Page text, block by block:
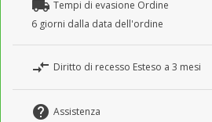
local_shipping Tempi di evasione Ordine
6 giorni dalla data dell'ordine
compare_arrows Diritto di recesso Esteso a 3 mesi
help Assistenza